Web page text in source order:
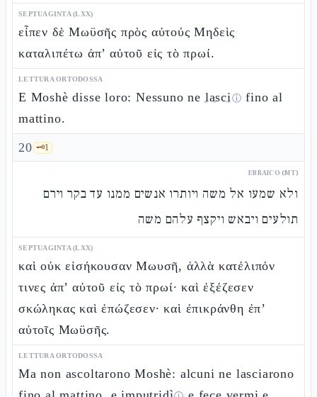
SEPTUAGINTA (LXX)
εἶπεν δὲ Μωϋσῆς πρὸς αὐτούς Μηδεὶς
καταλιπέτω ἀπ’ αὐτοῦ εἰς τὸ πρωί.
LETTURA ORTODOSSA
E Moshè disse loro: Nessuno ne lasciⓘ fino al
mattino.
20 🗝️1
EBRAICO (MT)
ולא שמעו אל משה ויותרו אנשים ממנו עד בקר וירם
תולעים ויבאש ויקצף עלהם משה
SEPTUAGINTA (LXX)
καὶ οὐκ εἰσήκουσαν Μωυσῆ, ἀλλὰ κατέλιπόν
τινες ἀπ’ αὐτοῦ εἰς τὸ πρωί· καὶ ἐξέζεσεν
σκώληκας καὶ ἐπώζεσεν· καὶ ἐπικράνθη ἐπ’
αὐτοῖς Μωϋσῆς.
LETTURA ORTODOSSA
Ma non ascoltarono Moshè: alcuni ne lasciarono